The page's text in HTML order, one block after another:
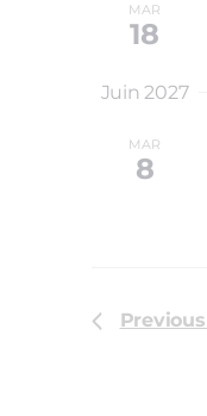
MAR
18
Juin 2027
MAR
8
Previous